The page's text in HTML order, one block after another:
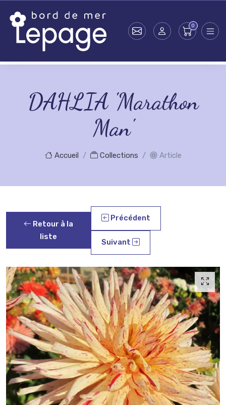
DAHLIA 'Marathon
Man'
Accueil Collections Article
Retour à la
liste
Précédent
Suivant